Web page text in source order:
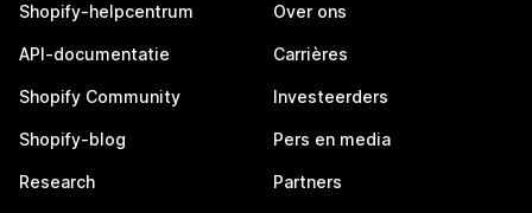
Shopify-helpcentrum
API-documentatie
Shopify Community
Shopify-blog
Research
Over ons
Carrières
Investeerders
Pers en media
Partners